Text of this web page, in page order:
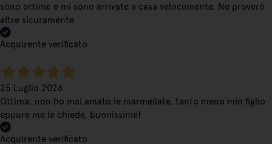
sono ottime e mi sono arrivate a casa velocemente. Ne proverò
altre sicuramente
Acquirente verificato
25 Luglio 2026
Ottima, non ho mai amato le marmellate, tanto meno mio figlio
eppure me le chiede, buonissime!
Acquirente verificato